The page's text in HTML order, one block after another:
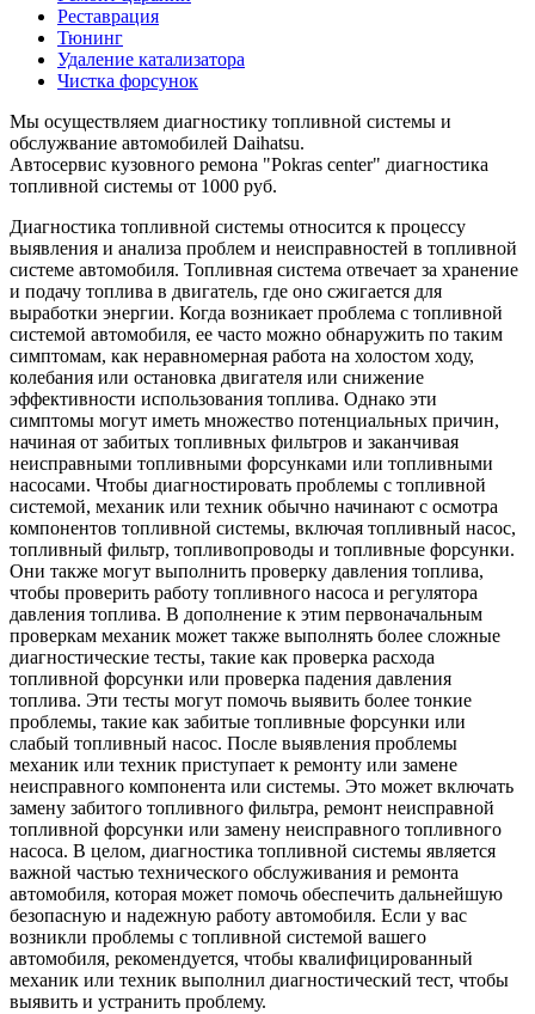
Реставрация
Тюнинг
Удаление катализатора
Чистка форсунок
Мы осуществляем диагностику топливной системы и
обслужвание автомобилей Daihatsu.
Автосервис кузовного ремона "Pokras center" диагностика
топливной системы от 1000 руб.
Диагностика топливной системы относится к процессу
выявления и анализа проблем и неисправностей в топливной
системе автомобиля. Топливная система отвечает за хранение
и подачу топлива в двигатель, где оно сжигается для
выработки энергии. Когда возникает проблема с топливной
системой автомобиля, ее часто можно обнаружить по таким
симптомам, как неравномерная работа на холостом ходу,
колебания или остановка двигателя или снижение
эффективности использования топлива. Однако эти
симптомы могут иметь множество потенциальных причин,
начиная от забитых топливных фильтров и заканчивая
неисправными топливными форсунками или топливными
насосами. Чтобы диагностировать проблемы с топливной
системой, механик или техник обычно начинают с осмотра
компонентов топливной системы, включая топливный насос,
топливный фильтр, топливопроводы и топливные форсунки.
Они также могут выполнить проверку давления топлива,
чтобы проверить работу топливного насоса и регулятора
давления топлива. В дополнение к этим первоначальным
проверкам механик может также выполнять более сложные
диагностические тесты, такие как проверка расхода
топливной форсунки или проверка падения давления
топлива. Эти тесты могут помочь выявить более тонкие
проблемы, такие как забитые топливные форсунки или
слабый топливный насос. После выявления проблемы
механик или техник приступает к ремонту или замене
неисправного компонента или системы. Это может включать
замену забитого топливного фильтра, ремонт неисправной
топливной форсунки или замену неисправного топливного
насоса. В целом, диагностика топливной системы является
важной частью технического обслуживания и ремонта
автомобиля, которая может помочь обеспечить дальнейшую
безопасную и надежную работу автомобиля. Если у вас
возникли проблемы с топливной системой вашего
автомобиля, рекомендуется, чтобы квалифицированный
механик или техник выполнил диагностический тест, чтобы
выявить и устранить проблему.